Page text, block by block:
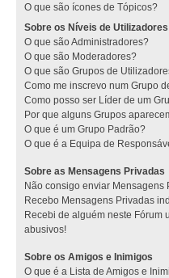
O que são ícones de Tópicos?
Sobre os Níveis de
O que são Administradores?
O que são Moderadores?
O que são Grupos de
Como me inscrevo num Grupo
Como posso ser Líder de um
Por que alguns Grupos
O que é um Grupo Padrão?
O que é a Equipa de
Sobre as Mensagens Privadas
Não consigo enviar Mensagens
Recebo Mensagens Privadas
Recebi de alguém neste Fórum
abusivos!
Sobre os Amigos e Inimigos
O que é a Lista de Amigos e